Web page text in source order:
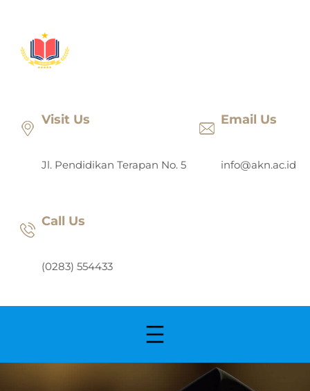
konten
Visit Us
Jl. Pendidikan Terapan No. 5
Email Us
info@akn.ac.id
Call Us
(0283) 554433